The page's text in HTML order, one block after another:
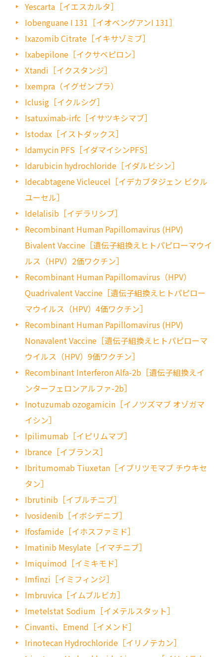
Yescarta［イエスカルタ］
Iobenguane I 131［イオベングアンI 131］
Ixazomib Citrate［イキサゾミブ］
Ixabepilone［イクサベピロン］
Xtandi［イクスタンジ］
Ixempra（イグゼンプラ）
Iclusig［イクルシグ］
Isatuximab-irfc［イサツキシマブ］
Istodax［イストダックス］
Idamycin PFS［イダマイシンPFS］
Idarubicin hydrochloride［イダルビシン］
Idecabtagene Vicleucel［イデカブタジェン ビクル
ユーセル］
Idelalisib［イデラリシブ］
Recombinant Human Papillomavirus (HPV)
Bivalent Vaccine［遺伝子組換えヒトパピローマウイ
ルス（HPV）2価ワクチン］
Recombinant Human Papillomavirus（HPV）
Quadrivalent Vaccine［遺伝子組換えヒトパピロー
マウイルス（HPV）4価ワクチン］
Recombinant Human Papillomavirus (HPV)
Nonavalent Vaccine［遺伝子組換えヒトパピローマ
ウイルス（HPV）9価ワクチン］
Recombinant Interferon Alfa-2b［遺伝子組換えイ
ンターフェロンアルファ-2b］
Inotuzumab ozogamicin［イノツズマブ オゾガマ
イシン］
Ipilimumab［イピリムマブ］
Ibrance［イブランス］
Ibritumomab Tiuxetan［イブリツモマブ チウキセ
タン］
Ibrutinib［イブルチニブ］
Ivosidenib［イボシデニブ］
Ifosfamide［イホスファミド］
Imatinib Mesylate［イマチニブ］
Imiquimod［イミキモド］
Imfinzi［イミフィンジ］
Imbruvica［イムブルビカ］
Imetelstat Sodium［イメテルスタット］
Cinvanti、Emend［イメンド］
Irinotecan Hydrochloride［イリノテカン］